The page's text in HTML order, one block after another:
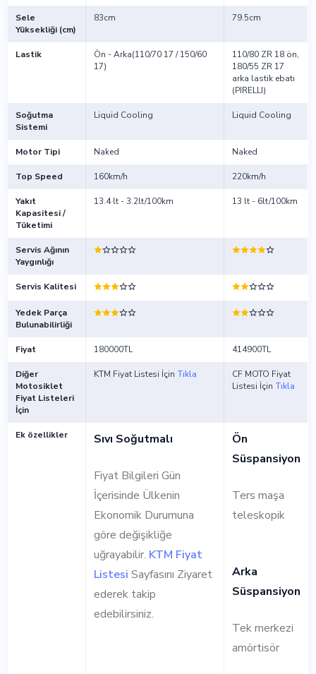
Sele
Yüksekliği (cm)
83cm 79.5cm
Lastik
Ön - Arka(110/70 17 / 150/60
17)
110/80 ZR 18 ön,
180/55 ZR 17
arka lastik ebatı
(PIRELLI)
Soğutma
Sistemi
Liquid Cooling Liquid Cooling
Motor Tipi Naked Naked
Top Speed 160km/h 220km/h
Yakıt
Kapasitesi /
Tüketimi
13.4 lt - 3.2lt/100km 13 lt - 6lt/100km
Servis Ağının
Yaygınlığı
Servis Kalitesi
Yedek Parça
Bulunabilirliği
Fiyat 180000TL 414900TL
Diğer
Motosiklet
Fiyat Listeleri
İçin
KTM Fiyat Listesi İçin Tıkla
CF MOTO Fiyat
Listesi İçin Tıkla
Ek özellikler Sıvı Soğutmalı
Fiyat Bilgileri Gün
İçerisinde Ülkenin
Ekonomik Durumuna
göre değişikliğe
uğrayabilir. KTM Fiyat
Listesi Sayfasını Ziyaret
ederek takip
edebilirsiniz.
Ön
Süspansiyon
Ters maşa
teleskopik
Arka
Süspansiyon
Tek merkezi
amörtisör